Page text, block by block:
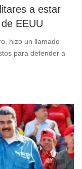
a estar
EEUU
hizo un llamado
para defender a